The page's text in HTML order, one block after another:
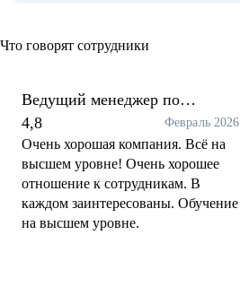
Что говорят сотрудники
Ведущий менеджер по
сопровождению клиентов
4,8 Февраль 2026
Очень хорошая компания. Всё на
высшем уровне! Очень хорошее
отношение к сотрудникам. В
каждом заинтересованы. Обучение
на высшем уровне.